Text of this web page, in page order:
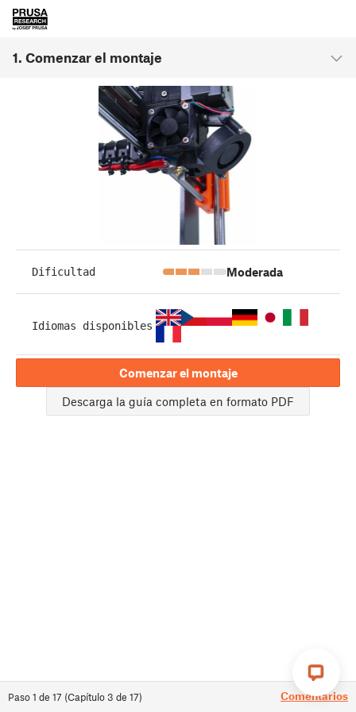
1. Comenzar el montaje
Paso1 de 17 (Capítulo3 de 17) Comentarios
Dificultad Moderada
Idiomas disponibles
Comenzar el montaje
Descarga la guía completa en formato PDF